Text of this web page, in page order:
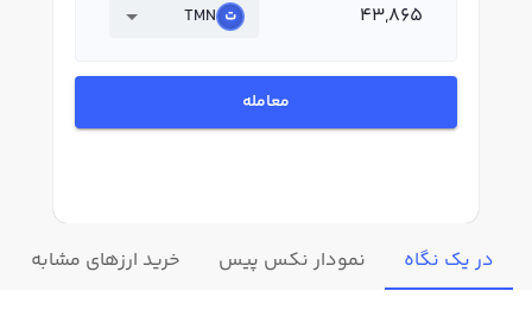
TMN
معامله
در یک نگاه نمودار نکس پیس خرید ارزهای مشابه